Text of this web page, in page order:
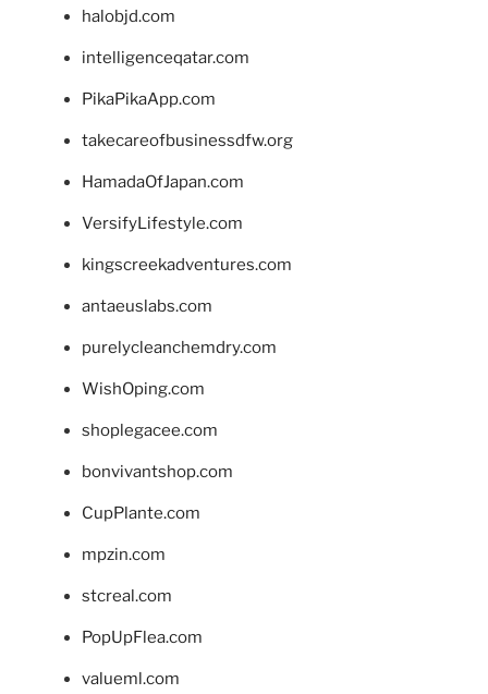
halobjd.com
intelligenceqatar.com
PikaPikaApp.com
takecareofbusinessdfw.org
HamadaOfJapan.com
VersifyLifestyle.com
kingscreekadventures.com
antaeuslabs.com
purelycleanchemdry.com
WishOping.com
shoplegacee.com
bonvivantshop.com
CupPlante.com
mpzin.com
stcreal.com
PopUpFlea.com
valueml.com